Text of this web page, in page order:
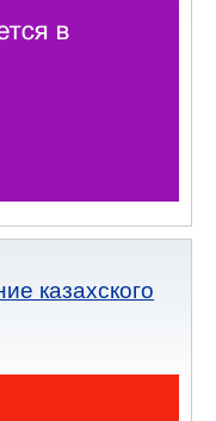
казахского